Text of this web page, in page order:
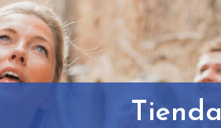
Tienda